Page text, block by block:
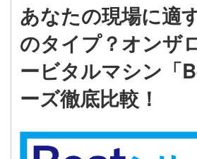
あなたの現場に適
のタイプ？オンザ
ービタルマシン「
ーズ徹底比較！